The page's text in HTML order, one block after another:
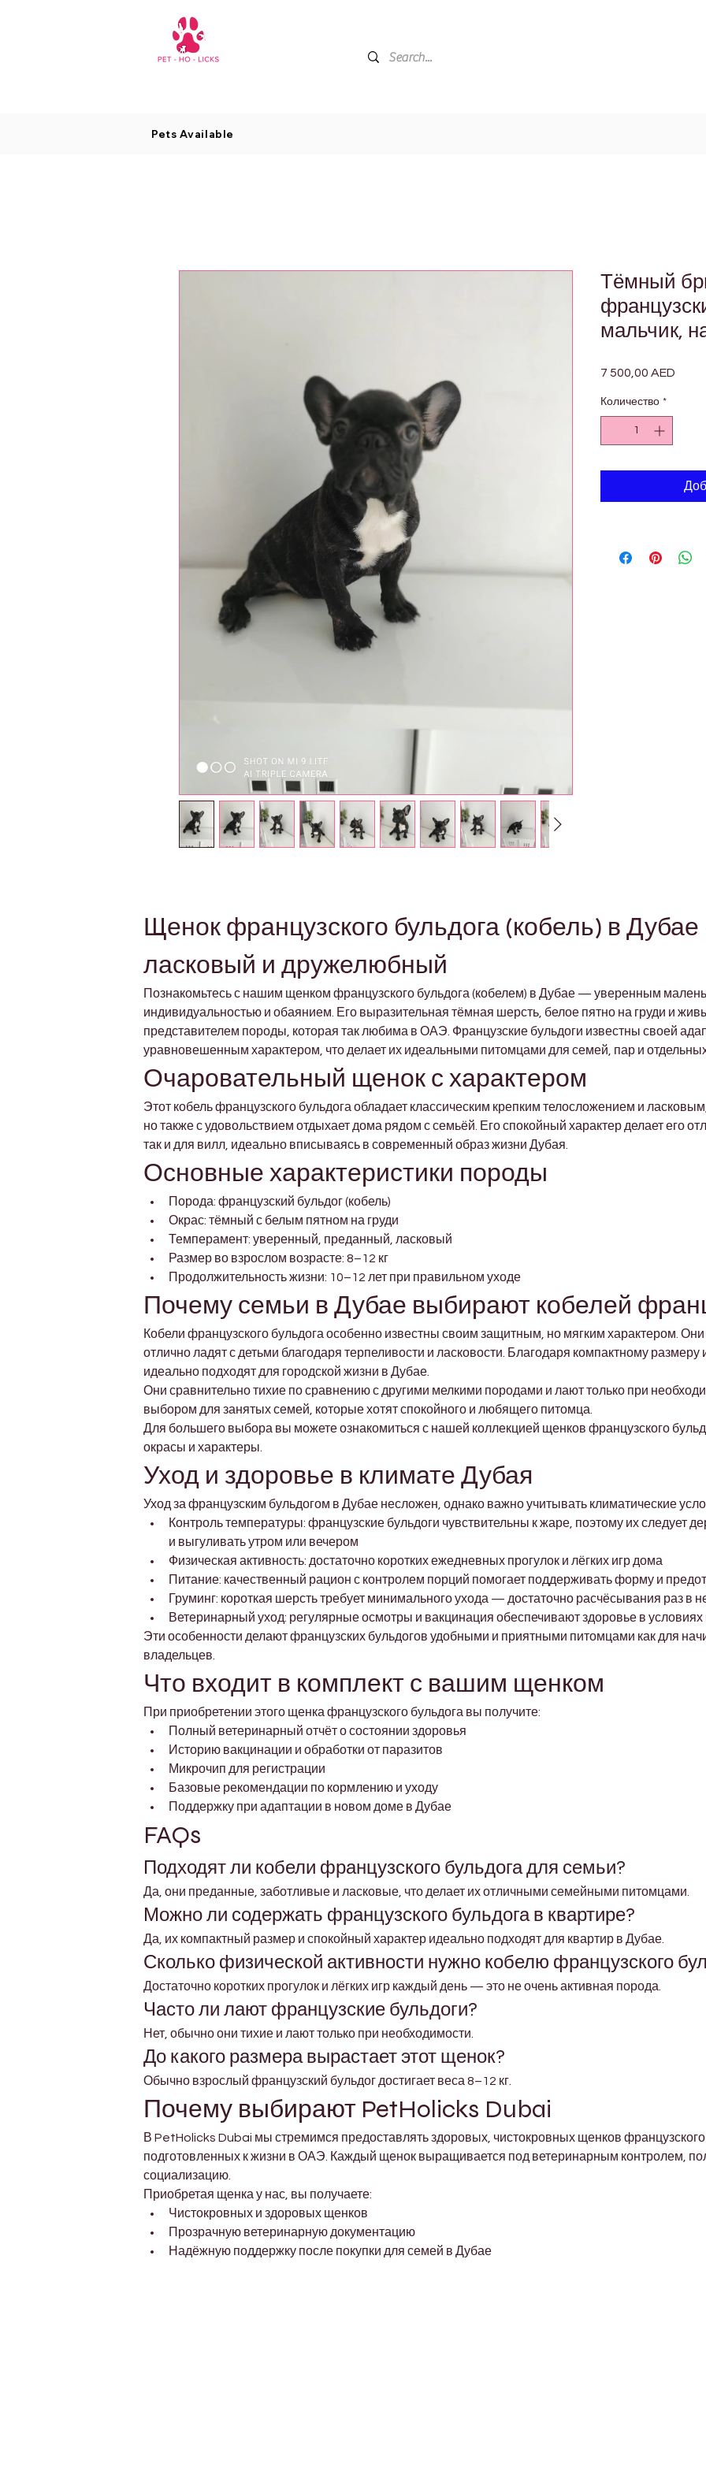
Pets Available
Тёмный
мальчик,
7 500,00 AED
Количество *
Щенок французского бульдога (кобель) в
ласковый и дружелюбный
Познакомьтесь с нашим щенком французского бульдога (кобелем) в Дубае — уверенным
индивидуальностью и обаянием. Его выразительная тёмная шерсть, белое пятно на груди и
представителем породы, которая так любима в ОАЭ. Французские бульдоги известны своей
уравновешенным характером, что делает их идеальными питомцами для семей, пар и
Очаровательный щенок с характером
Этот кобель французского бульдога обладает классическим крепким телосложением и
но также с удовольствием отдыхает дома рядом с семьёй. Его спокойный характер делает его
так и для вилл, идеально вписываясь в современный образ жизни Дубая.
Основные характеристики породы
Порода: французский бульдог (кобель)
Окрас: тёмный с белым пятном на груди
Темперамент: уверенный, преданный, ласковый
Размер во взрослом возрасте: 8–12 кг
Продолжительность жизни: 10–12 лет при правильном уходе
Почему семьи в Дубае выбирают кобелей
Кобели французского бульдога особенно известны своим защитным, но мягким характером.
отлично ладят с детьми благодаря терпеливости и ласковости. Благодаря компактному
идеально подходят для городской жизни в Дубае.
Они сравнительно тихие по сравнению с другими мелкими породами и лают только при
выбором для занятых семей, которые хотят спокойного и любящего питомца.
Для большего выбора вы можете ознакомиться с нашей коллекцией щенков французского
окрасы и характеры.
Уход и здоровье в климате Дубая
Уход за французским бульдогом в Дубае несложен, однако важно учитывать климатические
Контроль температуры: французские бульдоги чувствительны к жаре, поэтому их следует
и выгуливать утром или вечером
Физическая активность: достаточно коротких ежедневных прогулок и лёгких игр дома
Питание: качественный рацион с контролем порций помогает поддерживать форму и
Груминг: короткая шерсть требует минимального ухода — достаточно расчёсывания раз в
Ветеринарный уход: регулярные осмотры и вакцинация обеспечивают здоровье в
Эти особенности делают французских бульдогов удобными и приятными питомцами как для
владельцев.
Что входит в комплект с вашим щенком
При приобретении этого щенка французского бульдога вы получите:
Полный ветеринарный отчёт о состоянии здоровья
Историю вакцинации и обработки от паразитов
Микрочип для регистрации
Базовые рекомендации по кормлению и уходу
Поддержку при адаптации в новом доме в Дубае
FAQs
Подходят ли кобели французского бульдога для семьи?
Да, они преданные, заботливые и ласковые, что делает их отличными семейными питомцами.
Можно ли содержать французского бульдога в квартире?
Да, их компактный размер и спокойный характер идеально подходят для квартир в Дубае.
Сколько физической активности нужно кобелю французского
Достаточно коротких прогулок и лёгких игр каждый день — это не очень активная порода.
Часто ли лают французские бульдоги?
Нет, обычно они тихие и лают только при необходимости.
До какого размера вырастает этот щенок?
Обычно взрослый французский бульдог достигает веса 8–12 кг.
Почему выбирают PetHolicks Dubai
В PetHolicks Dubai мы стремимся предоставлять здоровых, чистокровных щенков
подготовленных к жизни в ОАЭ. Каждый щенок выращивается под ветеринарным контролем,
социализацию.
Приобретая щенка у нас, вы получаете:
Чистокровных и здоровых щенков
Прозрачную ветеринарную документацию
Надёжную поддержку после покупки для семей в Дубае